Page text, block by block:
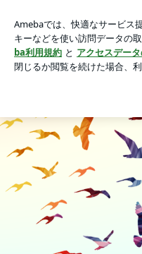
琳子日記アプリをダウンロードして
ょう。